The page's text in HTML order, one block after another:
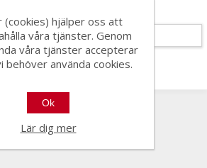
1
(cookies) hjälper oss att
våra tjänster. Genom
våra tjänster accepterar
behöver använda cookies.
Ok
Lär dig mer